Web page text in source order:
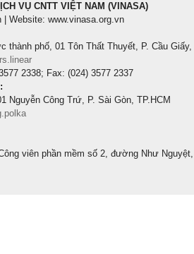
VỤ CNTT VIỆT NAM (VINASA)
Website: www.vinasa.org.vn
thành phố, 01 Tôn Thất Thuyết, P. Cầu Giấy,
2338; Fax: (024) 3577 2337
Nguyễn Công Trứ, P. Sài Gòn, TP.HCM
viên phần mềm số 2, đường Như